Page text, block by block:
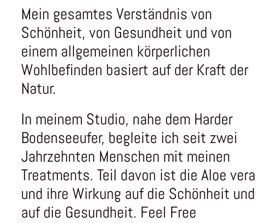
Mein gesamtes Verständnis von
Schönheit, von Gesundheit und von
einem allgemeinen körperlichen
Wohlbefinden basiert auf der Kraft der
Natur.
In meinem Studio, nahe dem Harder
Bodenseeufer, begleite ich seit zwei
Jahrzehnten Menschen mit meinen
Treatments. Teil davon ist die Aloe vera
und ihre Wirkung auf die Schönheit und
auf die Gesundheit. Feel Free